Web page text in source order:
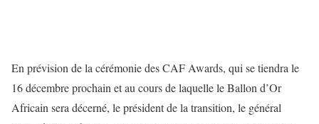
En prévision de la cérémonie des CAF Awards, qui se tiendra le
16 décembre prochain et au cours de laquelle le Ballon d’Or
Africain sera décerné, le président de la transition, le général